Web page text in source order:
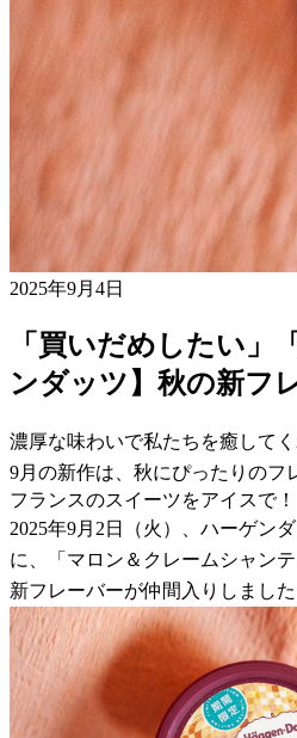
2025年9月4日
「買いだめしたい」
ンダッツ】秋の新フ
濃厚な味わいで私たちを癒して
9月の新作は、秋にぴったりのフ
フランスのスイーツをアイスで！
2025年9月2日（火）、ハーゲン
に、「マロン＆クレームシャン
新フレーバーが仲間入りしました